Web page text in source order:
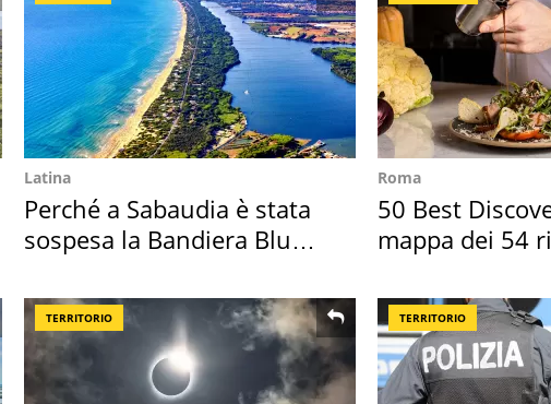
Latina
Perché a Sabaudia è stata
sospesa la Bandiera Blu
Roma
50 Best
mappa dei 54
TERRITORIO TERRITORIO